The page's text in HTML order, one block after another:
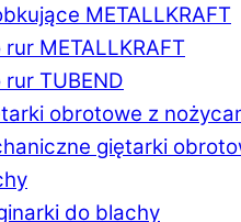
METALLKRAFT
METALLKRAFT
TUBEND
obrotowe z
giętarki
do blachy